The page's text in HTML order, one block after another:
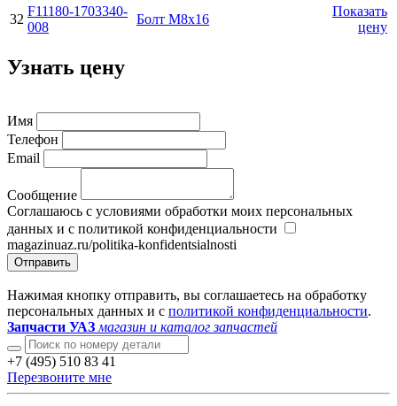
32
F11180-1703340-
008
Болт М8х16
Показать
цену
Узнать цену
Имя
Телефон
Email
Сообщение
Соглашаюсь с условиями обработки моих персональных
данных и с политикой конфиденциальности
magazinuaz.ru/politika-konfidentsialnosti
Отправить
Нажимая кнопку отправить, вы соглашаетесь на обработку
персональных данных и с политикой конфиденциальности.
Запчасти УАЗ магазин и каталог запчастей
+7 (495) 510 83 41
Перезвоните мне